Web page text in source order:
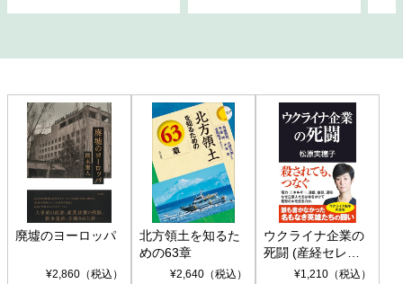
廃墟のヨーロッパ
¥2,860（税込）
北方領土を知るた
めの63章
¥2,640（税込）
ウクライナ企業の
死闘 (産経セレク
ト S 039)¥1,210（税込）